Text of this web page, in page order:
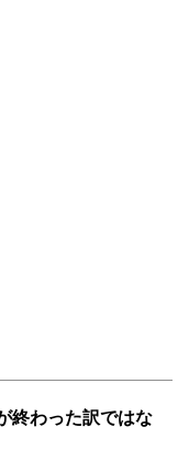
終わった訳ではな